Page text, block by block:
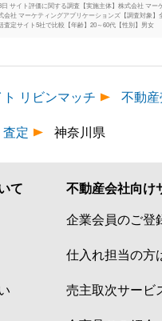
日 サイト評価に関する調査【実施主体】株式会社 マー
会社 マーケティングアプリケーションズ【調査対象】
査定サイト5社で比較【年齢】20～60代【性別】男女
リビンマッチ
不動
定
神奈川県
て 不動産会社向け
企業会員のご登
仕入れ担当の方
売主取次サービ